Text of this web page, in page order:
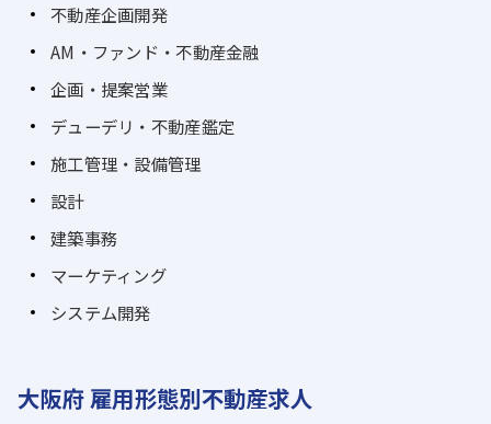
不動産企画開発
AM・ファンド・不動産金融
企画・提案営業
デューデリ・不動産鑑定
施工管理・設備管理
設計
建築事務
マーケティング
システム開発
大阪府 雇用形態別不動産求人